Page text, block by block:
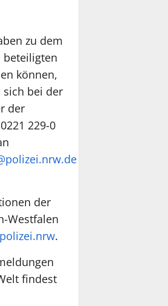
zu dem
beteiligten
können,
sich bei der
der
229-0
der
Westfalen
polizei.nrw.
findest